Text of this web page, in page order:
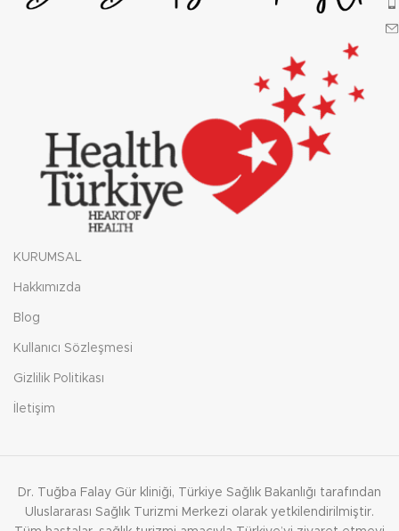
KURUMSAL
Hakkımızda
Blog
Kullanıcı Sözleşmesi
Gizlilik Politikası
İletişim
Dr. Tuğba Falay Gür kliniği, Türkiye Sağlık Bakanlığı tarafından
Uluslararası Sağlık Turizmi Merkezi olarak yetkilendirilmiştir.